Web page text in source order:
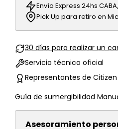
Envío Express 24hs
Pick Up para retiro en
30 días para realizar un
Servicio técnico oficial
Representantes de
Guía de sumergibilidad
Asesoramiento